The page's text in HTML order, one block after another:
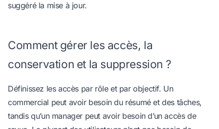
suggéré la mise à jour.
Comment gérer les accès, la
conservation et la suppression ?
Définissez les accès par rôle et par objectif. Un
commercial peut avoir besoin du résumé et des tâches,
tandis qu’un manager peut avoir besoin d’un accès de